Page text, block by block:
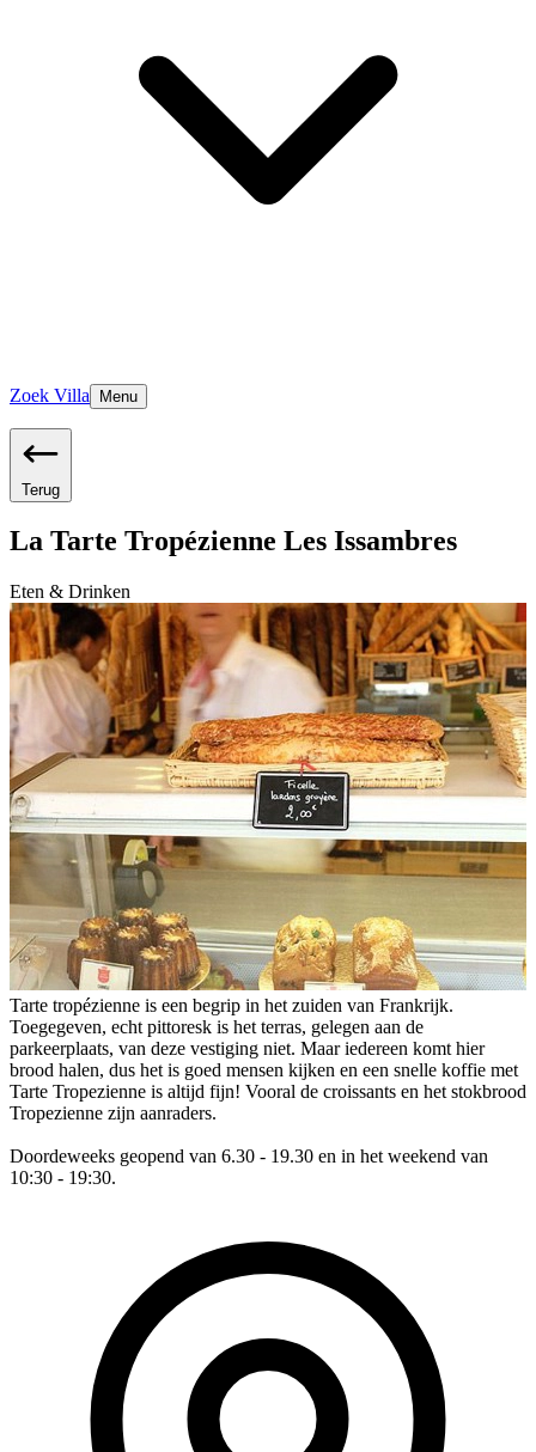
Zoek Villa Menu
Terug
La Tarte Tropézienne Les Issambres
Eten & Drinken
Tarte tropézienne is een begrip in het zuiden van Frankrijk.
Toegegeven, echt pittoresk is het terras, gelegen aan de
parkeerplaats, van deze vestiging niet. Maar iedereen komt hier
brood halen, dus het is goed mensen kijken en een snelle koffie met
Tarte Tropezienne is altijd fijn! Vooral de croissants en het stokbrood
Tropezienne zijn aanraders.
Doordeweeks geopend van 6.30 - 19.30 en in het weekend van
10:30 - 19:30.